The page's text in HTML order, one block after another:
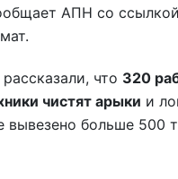
АПН со
что 320
чистят арыки и
вывезено больше 500